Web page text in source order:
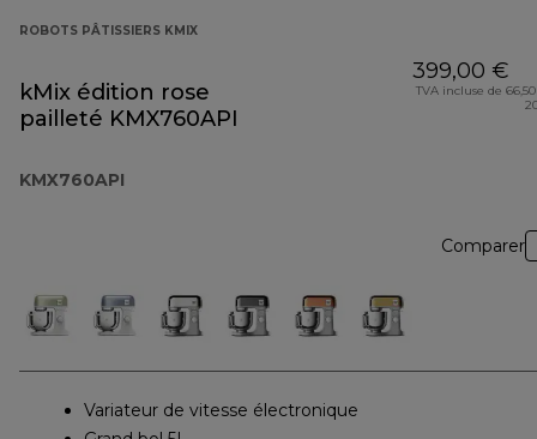
ROBOTS PÂTISSIERS KMIX
kMix édition rose
pailleté KMX760API
KMX760API
399,00 €
TVA incluse de
Comparer
Variateur de vitesse électronique